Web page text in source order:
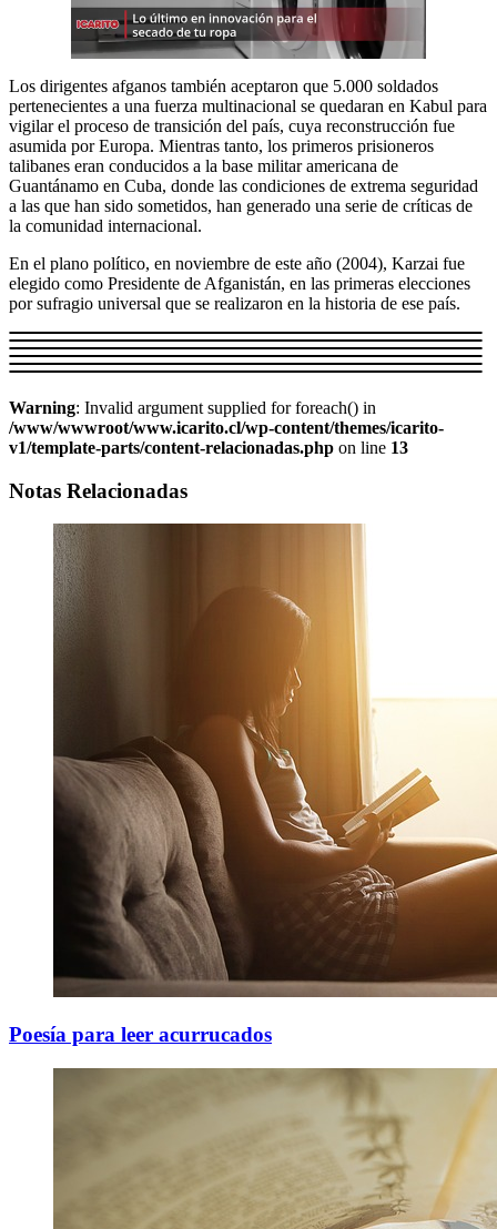
Los dirigentes afganos también aceptaron que 5.000 soldados
pertenecientes a una fuerza multinacional se quedaran en Kabul para
vigilar el proceso de transición del país, cuya reconstrucción fue
asumida por Europa. Mientras tanto, los primeros prisioneros
talibanes eran conducidos a la base militar americana de
Guantánamo en Cuba, donde las condiciones de extrema seguridad
a las que han sido sometidos, han generado una serie de críticas de
la comunidad internacional.
En el plano político, en noviembre de este año (2004), Karzai fue
elegido como Presidente de Afganistán, en las primeras elecciones
por sufragio universal que se realizaron en la historia de ese país.
Warning: Invalid argument supplied for foreach() in
/www/wwwroot/www.icarito.cl/wp-content/themes/icarito-
v1/template-parts/content-relacionadas.php on line 13
Notas Relacionadas
Poesía para leer acurrucados